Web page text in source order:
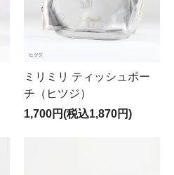
ミリミリ ティッシュポー
チ（ヒツジ）
1,700円(税込1,870円)